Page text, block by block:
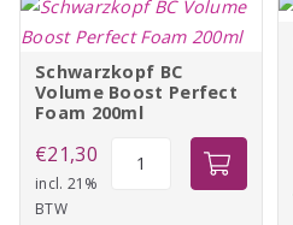
Schwarzkopf BC
Volume Boost Perfect
Foam 200ml
€21,30
incl. 21%
BTW
Schwarzkopf